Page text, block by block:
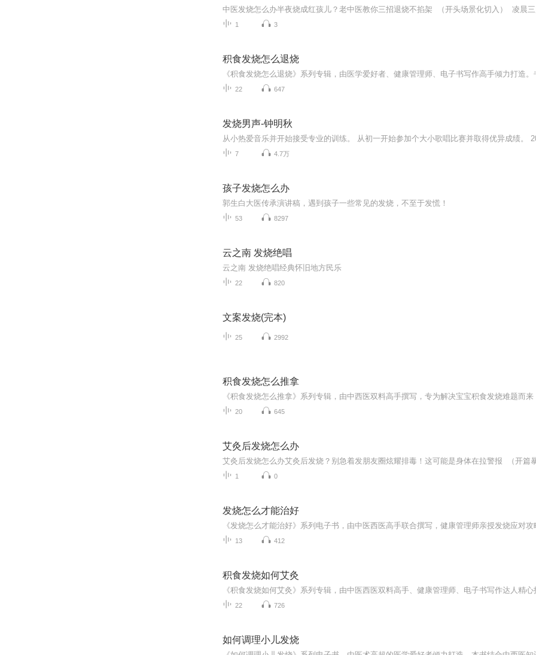
1 3
积食发烧怎么退烧
22 647
发烧男声-钟明秋
7 4.7万
孩子发烧怎么办
郭生白大医传承演讲稿，遇到孩子一些常见的发烧，不至于发慌！
53 8297
云之南 发烧绝唱
云之南 发烧绝唱经典怀旧地方民乐
22 820
文案发烧(完本)
25 2992
积食发烧怎么推拿
20 645
艾灸后发烧怎么办
1 0
发烧怎么才能治好
13 412
积食发烧如何艾灸
22 726
如何调理小儿发烧